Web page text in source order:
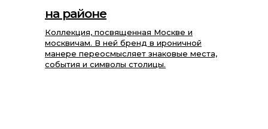
Коллекция, посвященная Москве и
москвичам. В ней бренд в ироничной
манере переосмысляет знаковые места,
события и символы столицы.
на районе